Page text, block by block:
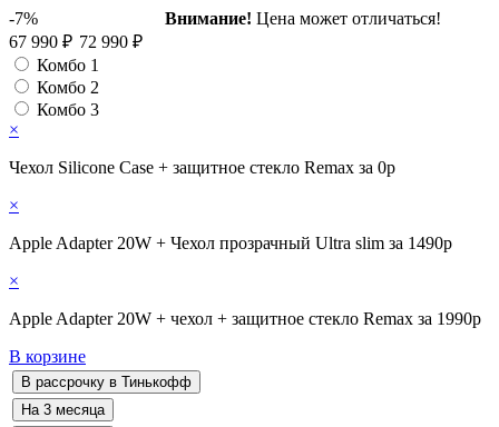
-7%
67 990 ₽ 72 990 ₽
Внимание! Цена может отличаться!
Комбо 1
Комбо 2
Комбо 3
×
Чехол Silicone Case + защитное стекло Remax за 0р
×
Apple Adapter 20W + Чехол прозрачный Ultra slim за 1490р
×
Apple Adapter 20W + чехол + защитное стекло Remax за 1990р
В корзине